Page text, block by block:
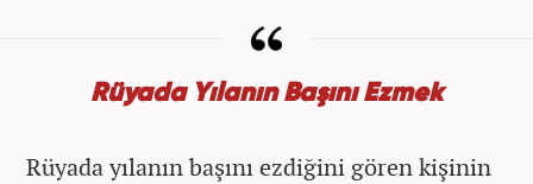
Rüyada Yılanın Başını Ezmek
Rüyada yılanın başını ezdiğini gören kişinin